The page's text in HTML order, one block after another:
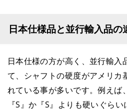
日本仕様品と並行輸入品の
日本仕様の方が高く、並行輸入
て、シャフトの硬度がアメリカ
れている事が多いです。例えば
『S』か『S』よりも硬いぐら